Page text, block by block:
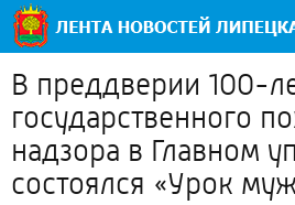
В преддверии 100-
государственного
надзора в Главном
состоялся «Урок